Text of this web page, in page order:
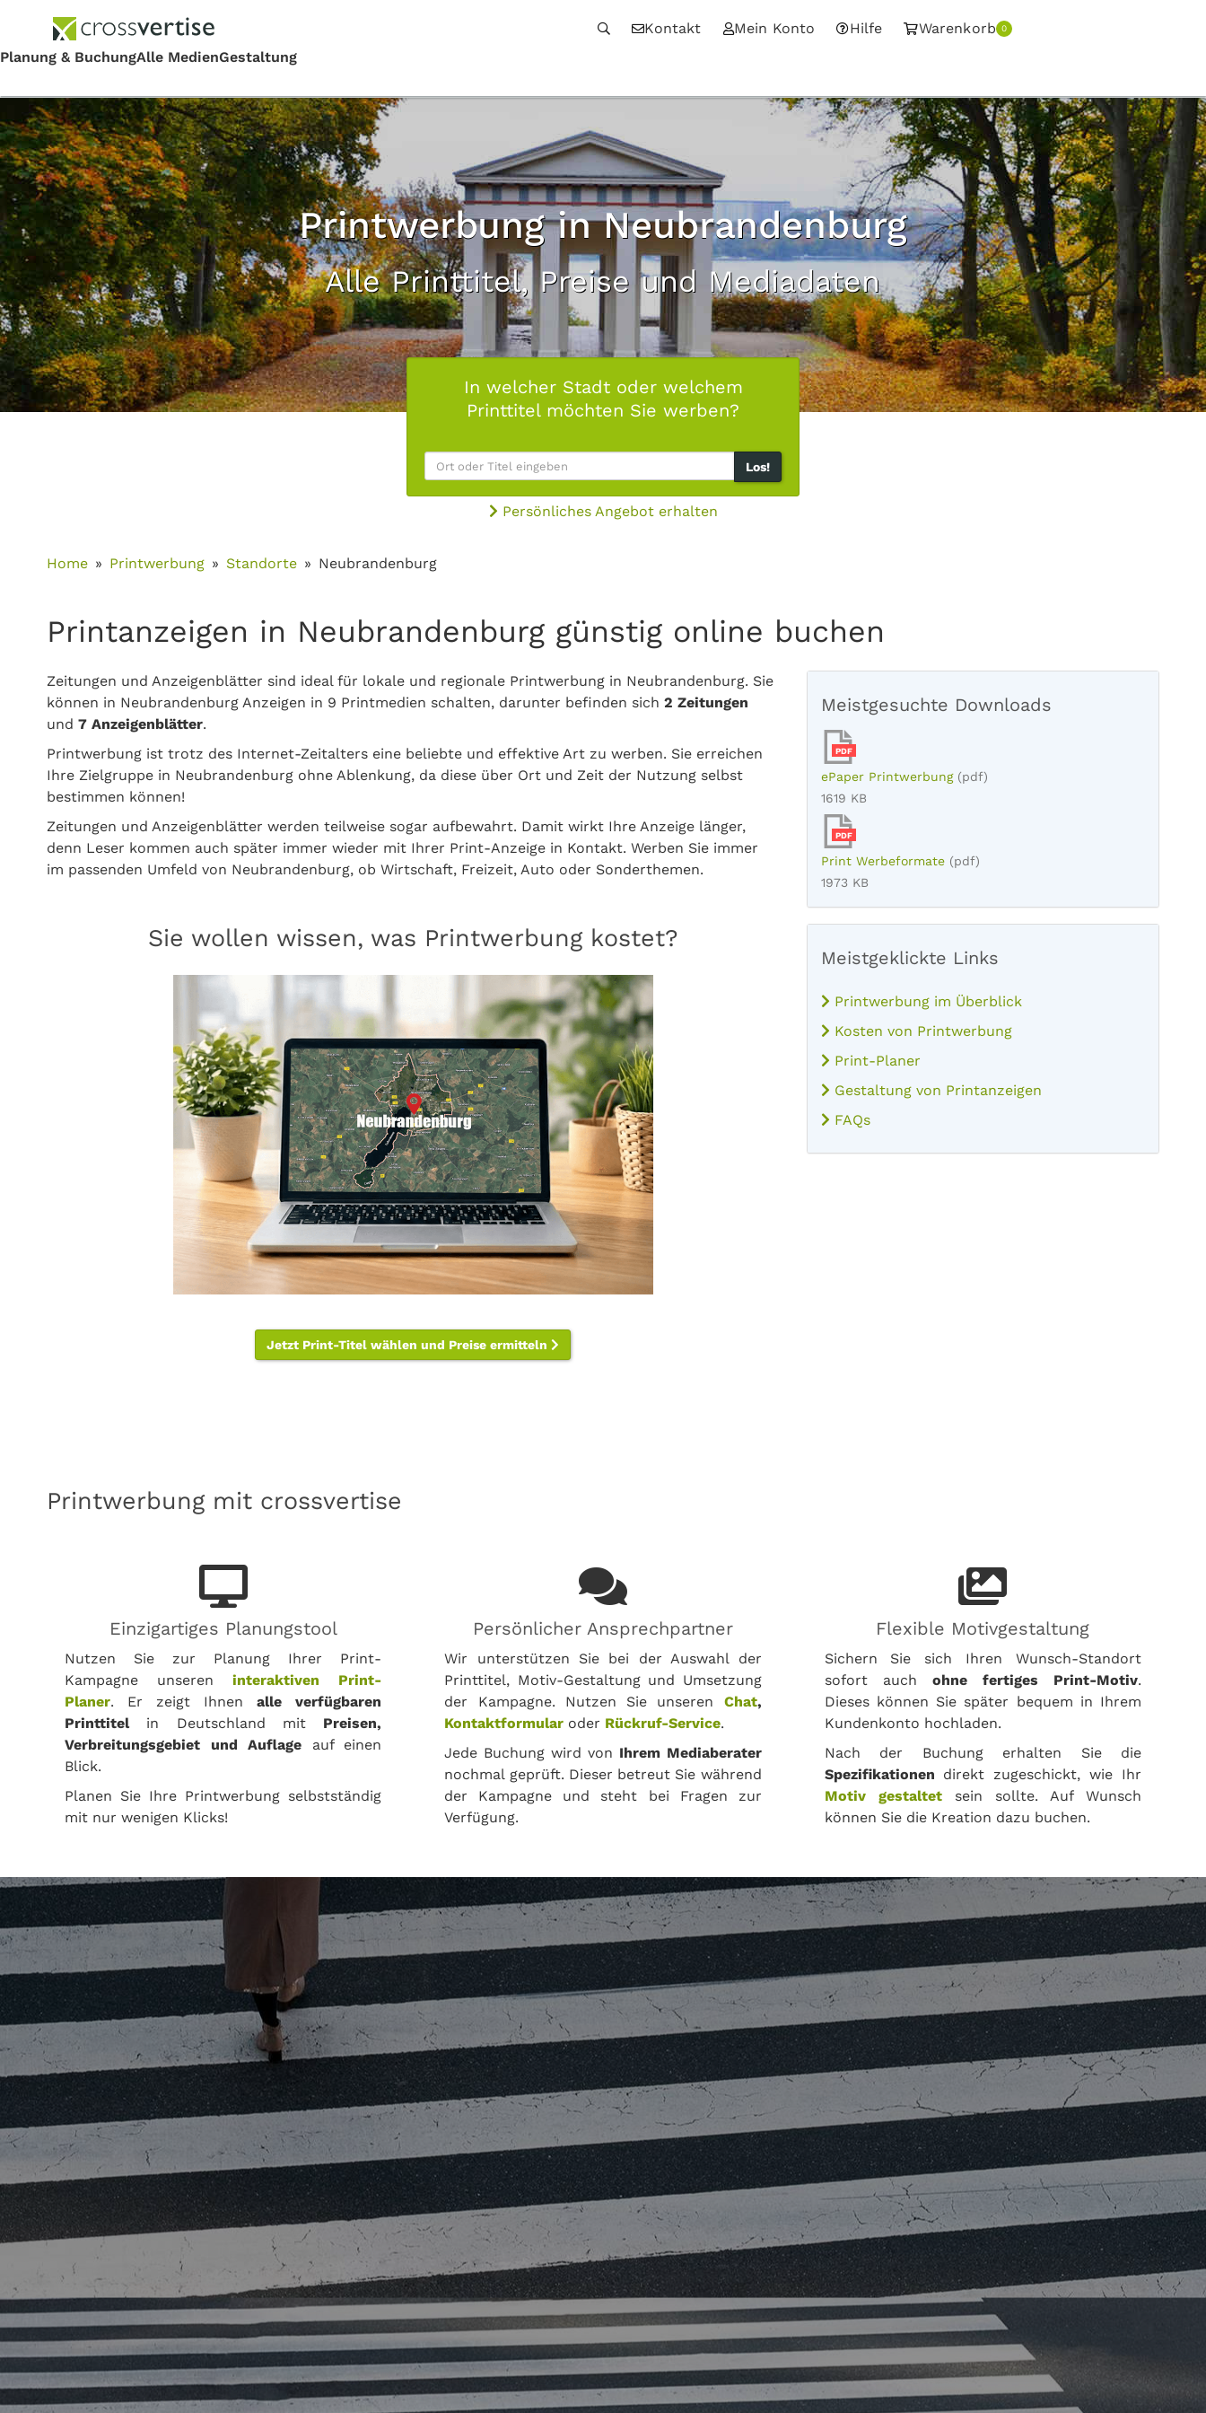
Kontakt Mein Konto Hilfe Warenkorb 0
Printwerbung in Neubrandenburg
Alle Printtitel, Preise und Mediadaten
In welcher Stadt oder welchem
Printtitel möchten Sie werben?
Los!
Persönliches Angebot erhalten
Home Printwerbung Standorte Neubrandenburg
Printanzeigen in Neubrandenburg günstig online buchen
Zeitungen und Anzeigenblätter sind ideal für lokale und regionale Printwerbung in Neubrandenburg. Sie
können in Neubrandenburg Anzeigen in 9 Printmedien schalten, darunter befinden sich 2 Zeitungen
und 7 Anzeigenblätter.
Printwerbung ist trotz des Internet-Zeitalters eine beliebte und effektive Art zu werben. Sie erreichen
Ihre Zielgruppe in Neubrandenburg ohne Ablenkung, da diese über Ort und Zeit der Nutzung selbst
bestimmen können!
Zeitungen und Anzeigenblätter werden teilweise sogar aufbewahrt. Damit wirkt Ihre Anzeige länger,
denn Leser kommen auch später immer wieder mit Ihrer Print-Anzeige in Kontakt. Werben Sie immer
im passenden Umfeld von Neubrandenburg, ob Wirtschaft, Freizeit, Auto oder Sonderthemen.
Sie wollen wissen, was Printwerbung kostet?
Jetzt Print-Titel wählen und Preise ermitteln
Meistgesuchte Downloads
PDF
ePaper Printwerbung (pdf)
1619 KB
PDF
Print Werbeformate (pdf)
1973 KB
Meistgeklickte Links
Printwerbung im Überblick
Kosten von Printwerbung
Print-Planer
Gestaltung von Printanzeigen
FAQs
Printwerbung mit crossvertise
Einzigartiges Planungstool
Nutzen Sie zur Planung Ihrer Print-
Kampagne unsereninteraktiven Print-
Planer. Er zeigt Ihnenalle verfügbaren
Printtitelin Deutschland mit Preisen,
Verbreitungsgebiet und Auflage auf einen
Blick.
Planen Sie Ihre Printwerbung selbstständig
mit nur wenigen Klicks!
Persönlicher Ansprechpartner
Wir unterstützen Sie bei der Auswahl der
Printtitel, Motiv-Gestaltung und Umsetzung
der Kampagne. Nutzen Sie unseren Chat,
Kontaktformular oder Rückruf-Service.
Jede Buchung wird von Ihrem Mediaberater
nochmal geprüft. Dieser betreut Sie während
der Kampagne und steht bei Fragen zur
Verfügung.
Flexible Motivgestaltung
Sichern Sie sich Ihren Wunsch-Standort
sofort auch ohne fertiges Print-Motiv.
Dieses können Sie später bequem in Ihrem
Kundenkonto hochladen.
Nach der Buchung erhalten Sie die
Spezifikationen direkt zugeschickt, wie Ihr
Motiv gestaltetsein sollte. Auf Wunsch
können Sie die Kreation dazu buchen.